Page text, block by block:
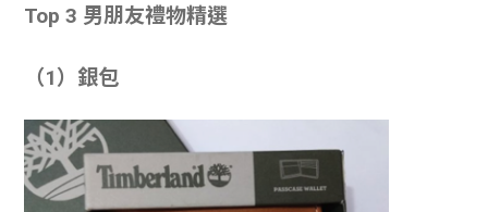
Top 3 男朋友禮物精選
（1）銀包